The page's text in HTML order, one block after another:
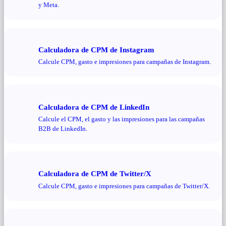
y Meta.
Calculadora de CPM de Instagram
Calcule CPM, gasto e impresiones para campañas de Instagram.
Calculadora de CPM de LinkedIn
Calcule el CPM, el gasto y las impresiones para las campañas
B2B de LinkedIn.
Calculadora de CPM de Twitter/X
Calcule CPM, gasto e impresiones para campañas de Twitter/X.